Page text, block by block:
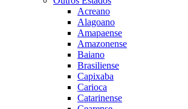
Acreano
Alagoano
Amapaense
Amazonense
Baiano
Brasiliense
Capixaba
Carioca
Catarinense